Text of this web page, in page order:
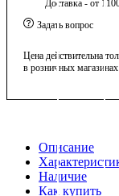
Доставка - от
Задать вопрос
Цена действительна
в розничных магазинах
Описание
Наличие
Как купить